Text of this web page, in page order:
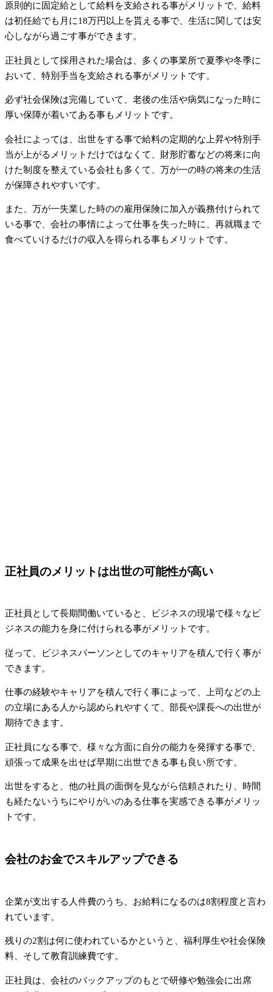
原則的に固定給として給料を支給される事がメリットで、給料
は初任給でも月に18万円以上を貰える事で、生活に関しては安
心しながら過ごす事ができます。
正社員として採用された場合は、多くの事業所で夏季や冬季に
おいて、特別手当を支給される事がメリットです。
必ず社会保険は完備していて、老後の生活や病気になった時に
厚い保障が着いてある事もメリットです。
会社によっては、出世をする事で給料の定期的な上昇や特別手
当が上がるメリットだけではなくて、財形貯蓄などの将来に向
けた制度を整えている会社も多くて、万が一の時の将来の生活
が保障されやすいです。
また、万が一失業した時のの雇用保険に加入が義務付けられて
いる事で、会社の事情によって仕事を失った時に、再就職まで
食べていけるだけの収入を得られる事もメリットです。
正社員のメリットは出世の可能性が高い
正社員として長期間働いていると、ビジネスの現場で様々なビ
ジネスの能力を身に付けられる事がメリットです。
従って、ビジネスパーソンとしてのキャリアを積んで行く事が
できます。
仕事の経験やキャリアを積んで行く事によって、上司などの上
の立場にある人から認められやすくて、部長や課長への出世が
期待できます。
正社員になる事で、様々な方面に自分の能力を発揮する事で、
頑張って成果を出せば早期に出世できる事も良い所です。
出世をすると、他の社員の面倒を見ながら信頼されたり、時間
も経たないうちにやりがいのある仕事を実感できる事がメリッ
トです。
会社のお金でスキルアップできる
企業が支出する人件費のうち、お給料になるのは8割程度と言わ
れています。
残りの2割は何に使われているかというと、福利厚生や社会保険
料、そして教育訓練費です。
正社員は、会社のバックアップのもとで研修や勉強会に出席